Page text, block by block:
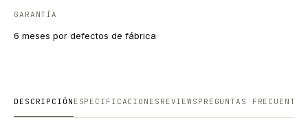
GARANTÍA
6 meses por defectos de fábrica
DESCRIPCIÓN ESPECIFICACIONES REVIEWS PREGUNTAS FRECUENTES